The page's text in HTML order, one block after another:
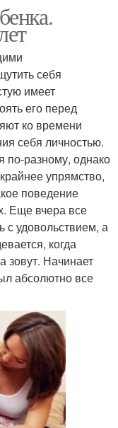
себя
имеет
его перед
ко времени
себя личностью.
по-разному, однако
упрямство,
поведение
Еще вчера все
с удовольствием, а
когда
зовут. Начинает
абсолютно все